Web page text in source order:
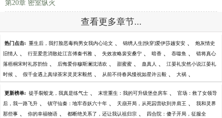
第20章 密室纵火
查看更多章节...
热门点击: 重生后，我打脸恶毒狗男女我内心论文 、 锦绣人生[快穿]爱伊莎越安安 、 炮灰情史
旧情人 、 行至爱意消散处江言傅秦书雅 、 失效攻略裴安桑宁 、 暗香 、 吞噬鱼 、 错将真心
落梧桐宋时礼苏韵怡 、 后悔爱你穆斯澜沈清欢 、 甜蜜蜜 、 蛊真人 、 江晏礼安然小说江晏礼
时候 、 假千金遇上真绿茶宋灵灵宋毅然 、 从前不待春风慢祝如星许云毅 、 大祸 、
更新榜单: 徒手裂蛟龙，我真是练气士 、 末世重生：我的可升级堡垒房车 、 官场：救了女领导
后，我一路飞升 、 镇守仙秦：地牢吞妖六十年 、 天崩开局，从死囚营砍到并肩王 、 我和灵界
那些事 、 你的幸福物语 、 都断绝关系了，还让我认祖归宗 、 四合院：傻子开局，征服全